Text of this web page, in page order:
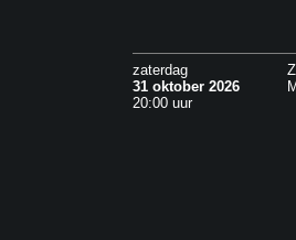
zaterdag
31 oktober 2026
20:00 uur